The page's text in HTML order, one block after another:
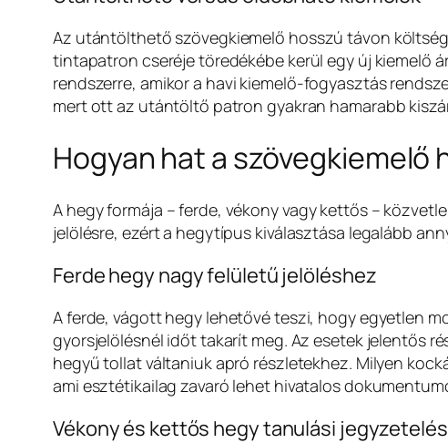
Az utántölthető szövegkiemelő hosszú távon
tintapatron cseréje töredékébe kerül egy új kiemelő
rendszerre, amikor a havi kiemelő-fogyasztás
mert ott az utántöltő patron gyakran hamarabb
Hogyan hat a
A hegy formája – ferde, vékony vagy kettős –
jelölésre, ezért a hegytípus kiválasztása legalább
Ferde hegy nagy felületű jelöléshez
A ferde, vágott hegy lehetővé teszi, hogy egyetlen
gyorsjelölésnél időt takarít meg. Az esetek jelentős
hegyű tollat váltaniuk apró részletekhez. Milyen
ami esztétikailag zavaró lehet hivatalos
Vékony és kettős hegy tanulási